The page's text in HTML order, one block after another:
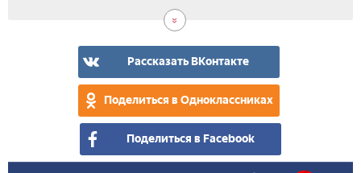
Рассказать ВКонтакте
Поделиться в Одноклассниках
Поделиться в Facebook